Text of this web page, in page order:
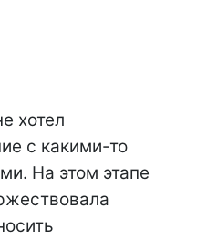
хотел
с какими-то
На этом этапе